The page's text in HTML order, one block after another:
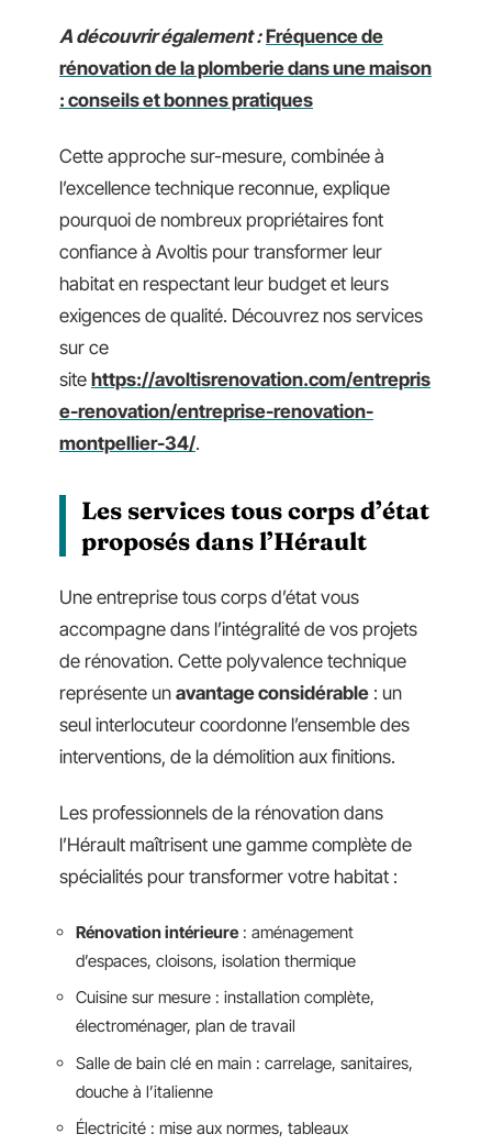
A découvrir également : Fréquence de
rénovation de la plomberie dans une maison
: conseils et bonnes pratiques
Cette approche sur-mesure, combinée à
l’excellence technique reconnue, explique
pourquoi de nombreux propriétaires font
confiance à Avoltis pour transformer leur
habitat en respectant leur budget et leurs
exigences de qualité. Découvrez nos services
sur ce
site https://avoltisrenovation.com/entrepris
e-renovation/entreprise-renovation-
montpellier-34/.
Les services tous corps d’état
proposés dans l’Hérault
Une entreprise tous corps d’état vous
accompagne dans l’intégralité de vos projets
de rénovation. Cette polyvalence technique
représente un avantage considérable : un
seul interlocuteur coordonne l’ensemble des
interventions, de la démolition aux finitions.
Les professionnels de la rénovation dans
l’Hérault maîtrisent une gamme complète de
spécialités pour transformer votre habitat :
Rénovation intérieure : aménagement
d’espaces, cloisons, isolation thermique
Cuisine sur mesure : installation complète,
électroménager, plan de travail
Salle de bain clé en main : carrelage, sanitaires,
douche à l’italienne
Électricité : mise aux normes, tableaux